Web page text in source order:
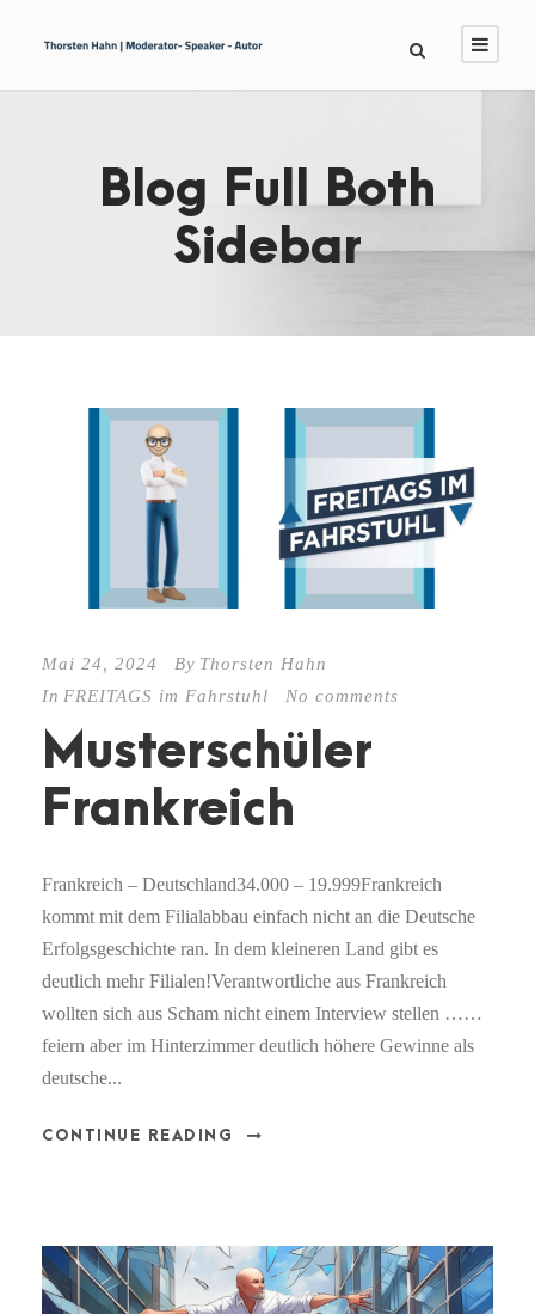
Blog Full Both
Sidebar
Mai 24, 2024 By Thorsten Hahn
In FREITAGS im Fahrstuhl No comments
Musterschüler
Frankreich
Frankreich – Deutschland34.000 – 19.999Frankreich
kommt mit dem Filialabbau einfach nicht an die Deutsche
Erfolgsgeschichte ran. In dem kleineren Land gibt es
deutlich mehr Filialen!Verantwortliche aus Frankreich
wollten sich aus Scham nicht einem Interview stellen ……
feiern aber im Hinterzimmer deutlich höhere Gewinne als
deutsche...
CONTINUE READING